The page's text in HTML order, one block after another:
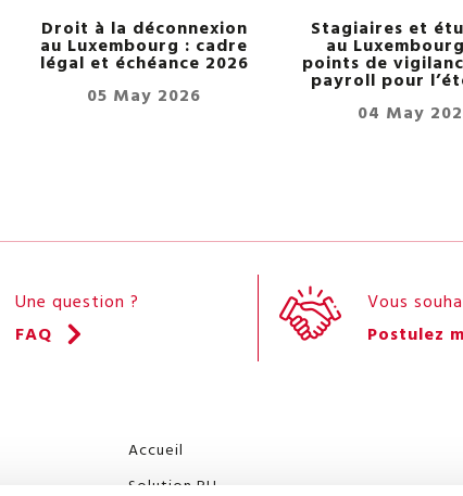
Droit à la déconnexion
au Luxembourg : cadre
légal et échéance 2026
05 May 2026
Stagiaires et
au
points de
payroll pour
04 May
Une question ?
FAQ
Vous
Postulez
Accueil
Solution RH